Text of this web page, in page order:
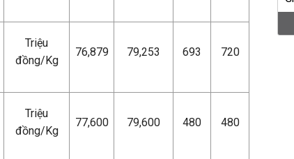
Triệu
đồng/Kg
76,879 79,253 693 720
Triệu
đồng/Kg
77,600 79,600 480 480